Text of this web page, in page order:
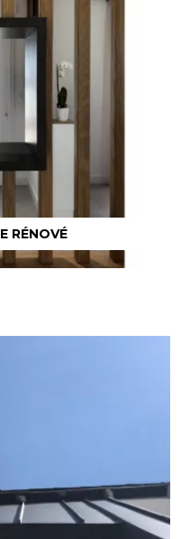
RÉNOVÉ